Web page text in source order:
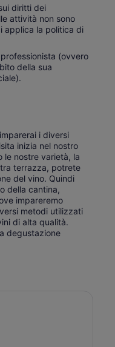
diritti dei
attività non sono
applica la politica di
(ovvero
della sua
i diversi
inizia nel nostro
le nostre varietà, la
terrazza, potrete
del vino. Quindi
della cantina,
impareremo
metodi utilizzati
di alta qualità.
degustazione